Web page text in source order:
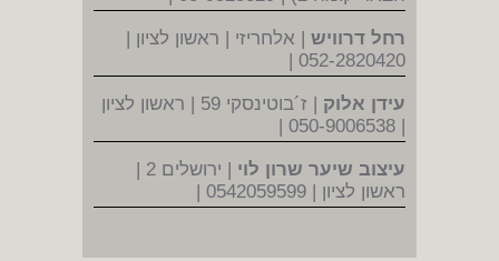
רחל דרוויש | אלחריזי | ראשון לציון |
052-2820420 |
עידן אלוק
| ז´בוטינסקי 59 | ראשון לציון
עיצוב שיער שרון לוי
ראשון לציון | 0542059599 |